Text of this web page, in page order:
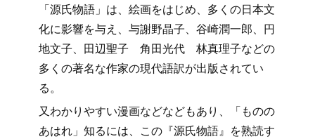
「源氏物語」は、絵画をはじめ、多くの日本文
化に影響を与え、与謝野晶子、谷崎潤一郎、円
地文子、田辺聖子 角田光代 林真理子などの
多くの著名な作家の現代語訳が出版されてい
る。
又わかりやすい漫画などなどもあり、「ものの
あはれ」知るには、この『源氏物語』を熟読す